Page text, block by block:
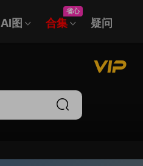
AI图 合集
省心
疑问